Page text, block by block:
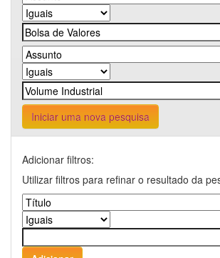
Iniciar uma nova pesquisa
Adicionar filtros:
Utilizar filtros para refinar o resultado da